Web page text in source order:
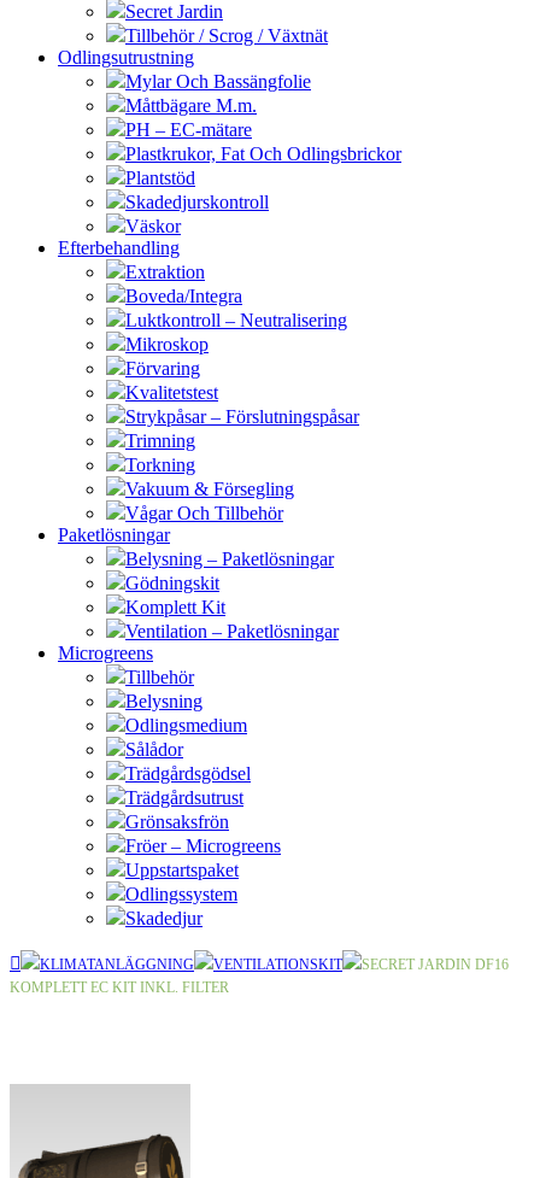
Secret Jardin
Tillbehör / Scrog / Växtnät
Odlingsutrustning
Mylar Och Bassängfolie
Måttbägare M.m.
PH – EC-mätare
Plastkrukor, Fat Och Odlingsbrickor
Plantstöd
Skadedjurskontroll
Väskor
Efterbehandling
Extraktion
Boveda/Integra
Luktkontroll – Neutralisering
Mikroskop
Förvaring
Kvalitetstest
Strykpåsar – Förslutningspåsar
Trimning
Torkning
Vakuum & Försegling
Vågar Och Tillbehör
Paketlösningar
Belysning – Paketlösningar
Gödningskit
Komplett Kit
Ventilation – Paketlösningar
Microgreens
Tillbehör
Belysning
Odlingsmedium
Sålådor
Trädgårdsgödsel
Trädgårdsutrust
Grönsaksfrön
Fröer – Microgreens
Uppstartspaket
Odlingssystem
Skadedjur
KLIMATANLÄGGNING VENTILATIONSKIT
SECRET JARDIN DF16
KOMPLETT EC KIT INKL. FILTER